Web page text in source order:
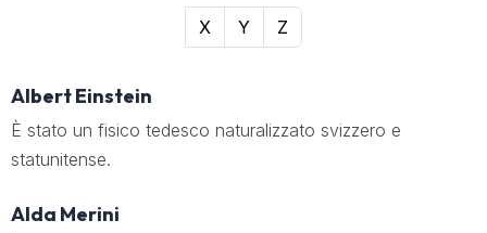
X Y Z
Albert Einstein
È stato un fisico tedesco naturalizzato svizzero e
statunitense.
Alda Merini